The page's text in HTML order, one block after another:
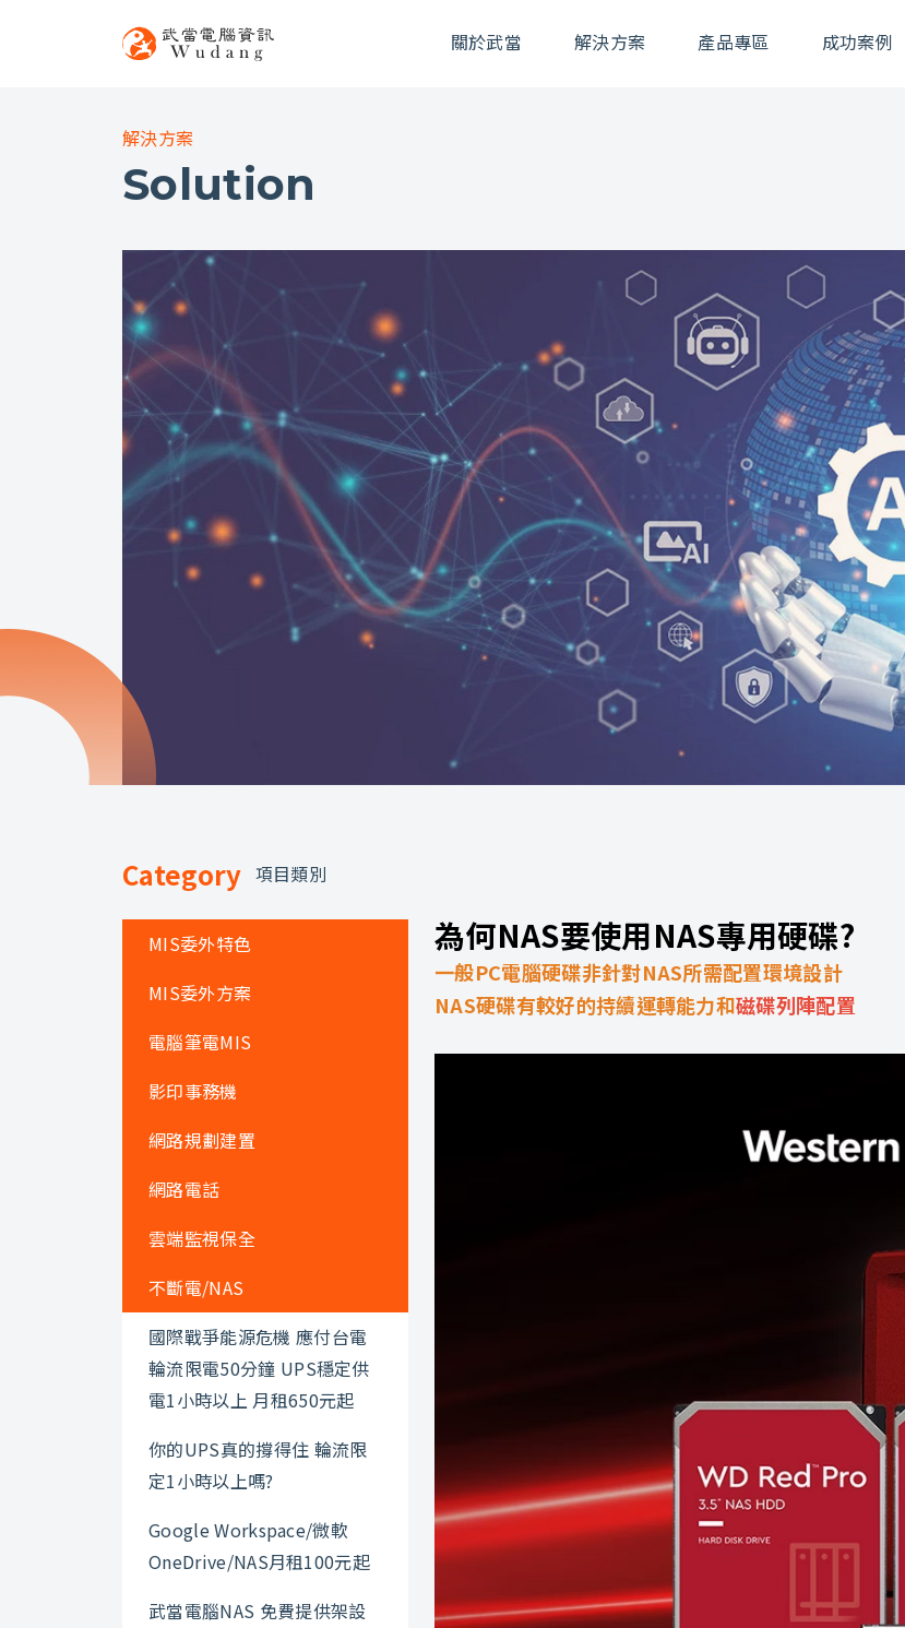
關於武當 解決方案 產品專區 成功案例
解決方案
Solution
Category 項目類別
MIS委外特色
MIS委外方案
電腦筆電MIS
影印事務機
網路規劃建置
網路電話
雲端監視保全
不斷電/NAS
國際戰爭能源危機 應付台電
輪流限電50分鐘 UPS穩定供
電1小時以上 月租650元起
你的UPS真的撐得住 輪流限
定1小時以上嗎?
Google Workspace/微軟
OneDrive/NAS月租100元起
武當電腦NAS 免費提供架設
為何NAS要使用NAS專用硬碟?
一般PC電腦硬碟非針對NAS所需配置環境設計
NAS硬碟有較好的持續運轉能力和磁碟列陣配置